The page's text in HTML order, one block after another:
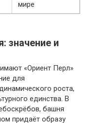
мире
значение и
«Ориент Перл»
для
роста,
единства. В
башня
придаёт образу